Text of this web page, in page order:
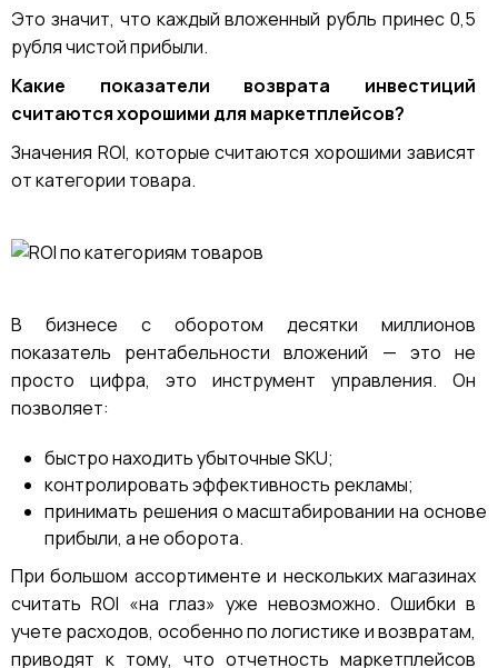
Это значит, что каждый вложенный рубль принес 0,5
рубля чистой прибыли.
Какие показатели возврата инвестиций
считаются хорошими для маркетплейсов?
Значения ROI, которые считаются хорошими зависят
от категории товара.
В бизнесе с оборотом десятки миллионов
показатель рентабельности вложений — это не
просто цифра, это инструмент управления. Он
позволяет:
быстро находить убыточные SKU;
контролировать эффективность рекламы;
принимать решения о масштабировании на основе
прибыли, а не оборота.
При большом ассортименте и нескольких магазинах
считать ROI «на глаз» уже невозможно. Ошибки в
учете расходов, особенно по логистике и возвратам,
приводят к тому, что отчетность маркетплейсов